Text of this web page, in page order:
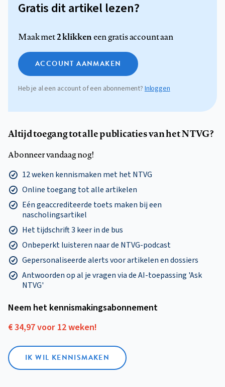
Gratis dit artikel lezen?
Maak met2 klikkeneen gratis account aan
ACCOUNT AANMAKEN
Heb je al een account of een abonnement? Inloggen
Altijd toegang tot alle publicaties van het NTVG?
Abonneer vandaag nog!
12 weken kennismaken met het NTVG
Online toegang tot alle artikelen
Eén geaccrediteerde toets maken bij een
nascholingsartikel
Het tijdschrift 3 keer in de bus
Onbeperkt luisteren naar de NTVG-podcast
Gepersonaliseerde alerts voor artikelen en dossiers
Antwoorden op al je vragen via de AI-toepassing 'Ask
NTVG'
Neem het kennismakings­abonnement
€ 34,97 voor 12 weken!
IK WIL KENNISMAKEN